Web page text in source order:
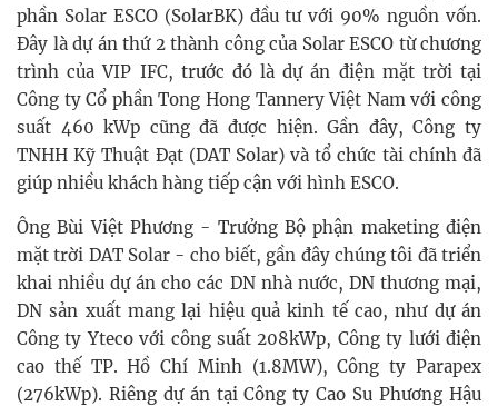
phần Solar ESCO (SolarBK) đầu tư với 90% nguồn vốn.
Đây là dự án thứ 2 thành công của Solar ESCO từ chương
trình của VIP IFC, trước đó là dự án điện mặt trời tại
Công ty Cổ phần Tong Hong Tannery Việt Nam với công
suất 460 kWp cũng đã được hiện. Gần đây, Công ty
TNHH Kỹ Thuật Đạt (DAT Solar) và tổ chức tài chính đã
giúp nhiều khách hàng tiếp cận với hình ESCO.
Ông Bùi Việt Phương - Trưởng Bộ phận maketing điện
mặt trời DAT Solar - cho biết, gần đây chúng tôi đã triển
khai nhiều dự án cho các DN nhà nước, DN thương mại,
DN sản xuất mang lại hiệu quả kinh tế cao, như dự án
Công ty Yteco với công suất 208kWp, Công ty lưới điện
cao thế TP. Hồ Chí Minh (1.8MW), Công ty Parapex
(276kWp). Riêng dự án tại Công ty Cao Su Phương Hậu